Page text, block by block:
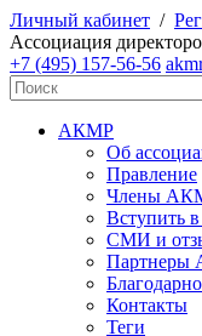
Личный кабинет /
Ассоциация
+7 (495) 157-56-56
АКМР
Об
Правление
Члены
Вступить
СМИ и
Контакты
Теги